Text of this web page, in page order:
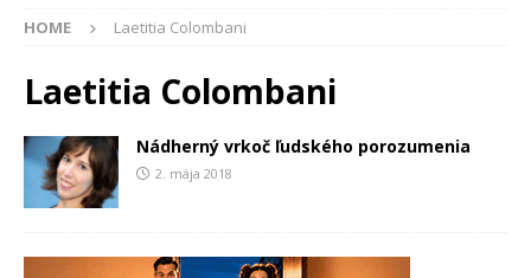
HOME Laetitia Colombani
Laetitia Colombani
Nádherný vrkoč ľudského porozumenia
2. mája 2018